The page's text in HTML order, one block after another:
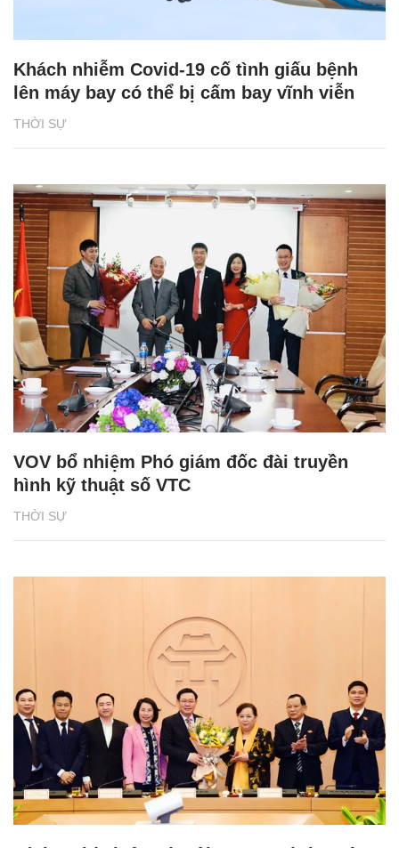
THỜI SỰ
Khách nhiễm Covid-19 cố tình giấu bệnh
lên máy bay có thể bị cấm bay vĩnh viễn
THỜI SỰ
VOV bổ nhiệm Phó giám đốc đài truyền
hình kỹ thuật số VTC